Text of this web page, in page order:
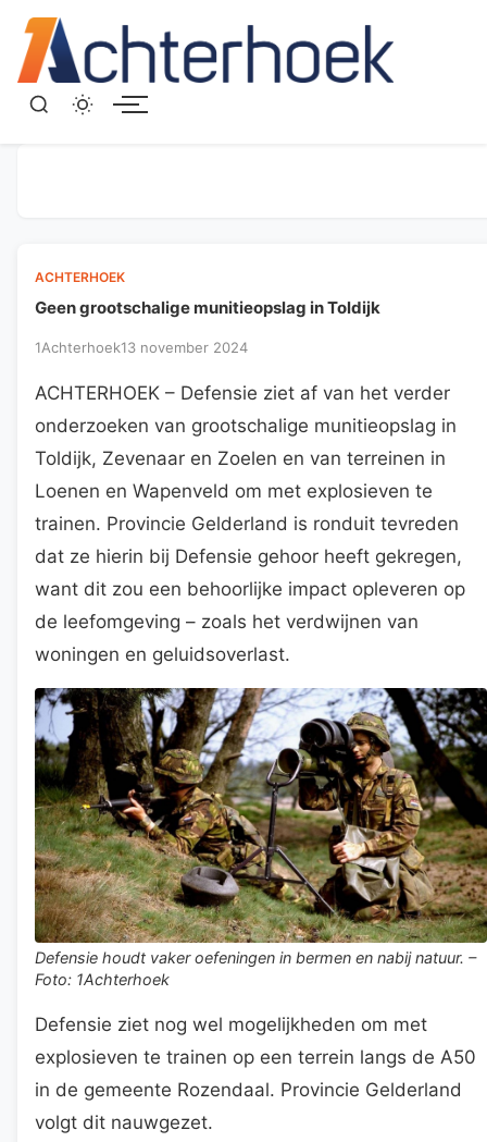
ACHTERHOEK
Geen grootschalige munitieopslag in Toldijk
1Achterhoek13 november 2024
ACHTERHOEK – Defensie ziet af van het verder
onderzoeken van grootschalige munitieopslag in
Toldijk, Zevenaar en Zoelen en van terreinen in
Loenen en Wapenveld om met explosieven te
trainen. Provincie Gelderland is ronduit tevreden
dat ze hierin bij Defensie gehoor heeft gekregen,
want dit zou een behoorlijke impact opleveren op
de leefomgeving – zoals het verdwijnen van
woningen en geluidsoverlast.
Defensie houdt vaker oefeningen in bermen en nabij natuur. –
Foto: 1Achterhoek
Defensie ziet nog wel mogelijkheden om met
explosieven te trainen op een terrein langs de A50
in de gemeente Rozendaal. Provincie Gelderland
volgt dit nauwgezet.